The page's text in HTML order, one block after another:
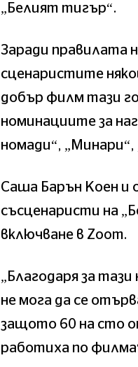
„Белият тигър“.
Заради правилата
сценаристите
добър филм тази
номинациите за
номади“,
Саша Барън Коен и
съсценаристи на
включване в Zoom.
„Благодаря за
не мога да се
защото 60 на сто
работиха по